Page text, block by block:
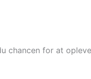
chancen for at